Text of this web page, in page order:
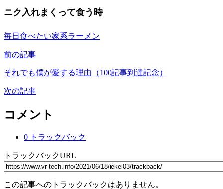
ニク入れまくって食う時
毎日食べたい家系ラーメン
前の記事
それでも僕が愛する理由（100記事到達記念）
次の記事
コメント
0 トラックバック
トラックバックURL
この記事へのトラックバックはありません。